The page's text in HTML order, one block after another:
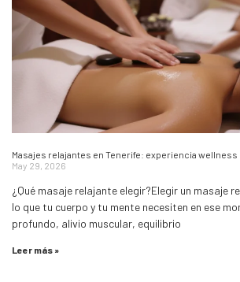
Masajes relajantes en Tenerife: experiencia wellness
May 29, 2026
¿Qué masaje relajante elegir?Elegir un masaje
lo que tu cuerpo y tu mente necesiten en ese
profundo, alivio muscular, equilibrio
Leer más »